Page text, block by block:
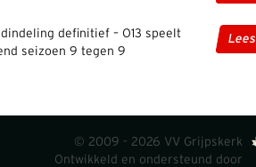
definitief – O13 speelt
seizoen 9 tegen 9
Lees
© 2009 - 2026 VV Grijpskerk
Ontwikkeld en ondersteund door